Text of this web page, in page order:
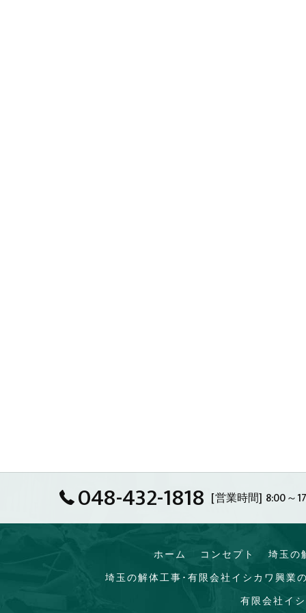
048-432-1818 [営業時間] 8:00～
ホーム コンセプト 埼玉の
埼玉の解体工事･有限会社イシカワ興業
有限会社イ